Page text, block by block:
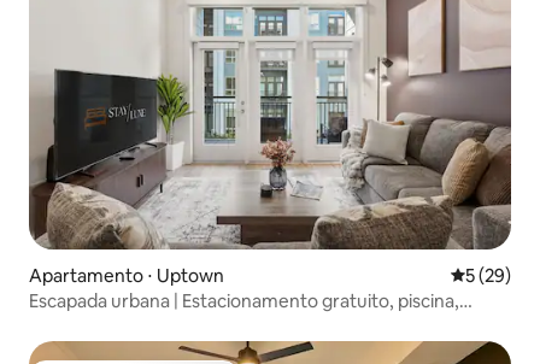
Apartamento ⋅ Uptown 5 de uma
5 (29)
Escapada urbana | Estacionamento gratuito, piscina,